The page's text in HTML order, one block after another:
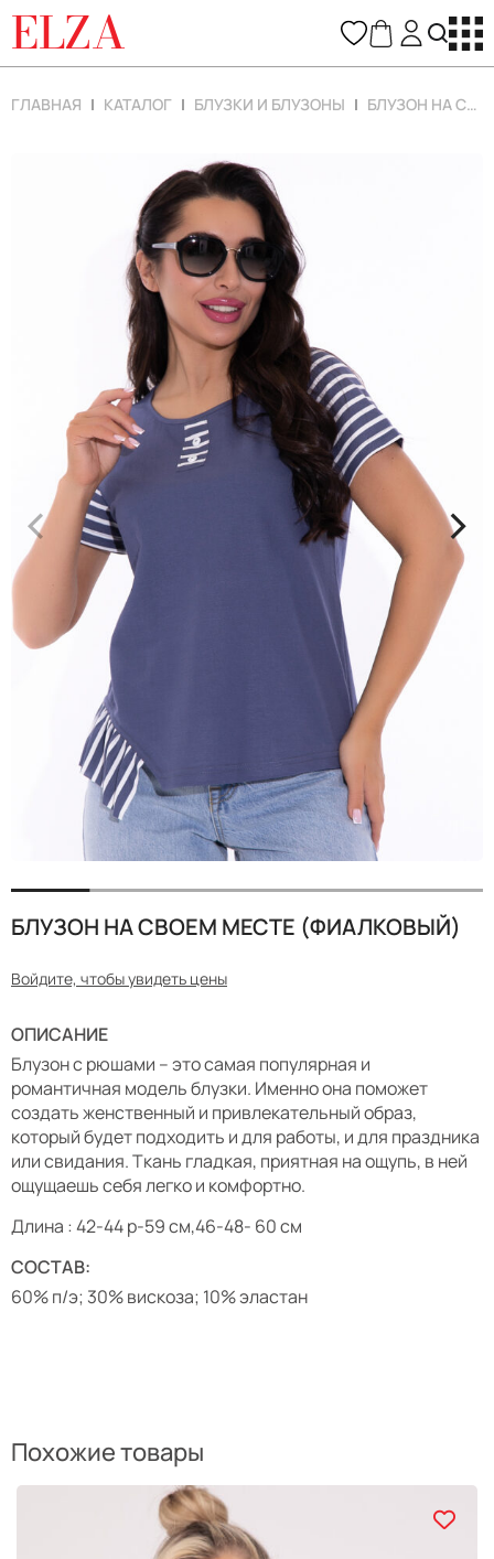
ELZA
ГЛАВНАЯ КАТАЛОГ БЛУЗКИ И БЛУЗОНЫ БЛУЗОН НА СВОЕМ МЕСТЕ (ФИАЛКОВЫЙ)
< >
БЛУЗОН НА СВОЕМ МЕСТЕ (ФИАЛКОВЫЙ)
Войдите, чтобы увидеть цены
ОПИСАНИЕ
Блузон с рюшами – это самая популярная и
романтичная модель блузки. Именно она поможет
создать женственный и привлекательный образ,
который будет подходить и для работы, и для праздника
или свидания. Ткань гладкая, приятная на ощупь, в ней
ощущаешь себя легко и комфортно.
Длина : 42-44 р-59 см,46-48- 60 см
СОСТАВ:
60% п/э; 30% вискоза; 10% эластан
Похожие товары